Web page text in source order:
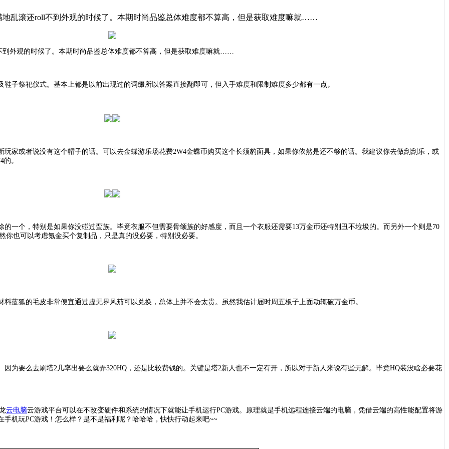
地乱滚还roll不到外观的时候了。本期时尚品鉴总体难度都不算高，但是获取难度嘛就……
外观的时候了。本期时尚品鉴总体难度都不算高，但是获取难度嘛就……
子祭祀仪式。基本上都是以前出现过的词缀所以答案直接翻即可，但入手难度和限制难度多少都有一点。
家或者说没有这个帽子的话。可以去金蝶游乐场花费2W4金蝶币购买这个长须豹面具，如果你依然是还不够的话。我建议你去做刮刮乐，或
。
一个，特别是如果你没碰过蛮族。毕竟衣服不但需要骨颌族的好感度，而且一个衣服还需要13万金币还特别丑不垃圾的。而另外一个则是70
也可以考虑氪金买个复制品，只是真的没必要，特别没必要。
蓝狐的毛皮非常便宜通过虚无界风茄可以兑换，总体上并不会太贵。虽然我估计届时周五板子上面动辄破万金币。
因为要么去刷塔2几率出要么就弄320HQ，还是比较费钱的。关键是塔2新人也不一定有开，所以对于新人来说有些无解。毕竟HQ装没啥必要花
云电脑云游戏平台可以在不改变硬件和系统的情况下就能让手机运行PC游戏。原理就是手机远程连接云端的电脑，凭借云端的高性能配置将游
机玩PC游戏！怎么样？是不是福利呢？哈哈哈，快快行动起来吧~~